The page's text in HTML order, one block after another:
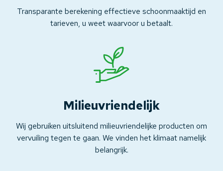
Transparante berekening effectieve schoonmaaktijd en
tarieven, u weet waarvoor u betaalt.
Milieuvriendelijk
Wij gebruiken uitsluitend milieuvriendelijke producten om
vervuiling tegen te gaan. We vinden het klimaat namelijk
belangrijk.